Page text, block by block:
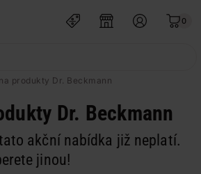
0
produkty Dr. Beckmann
Dr. Beckmann
akční nabídka již neplatí.
jinou!